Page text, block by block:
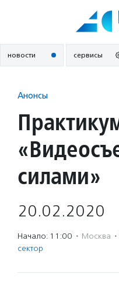
новости сервисы
Анонсы
силами»
20.02.2020
Начало: 11:00 · Москва ·
сектор